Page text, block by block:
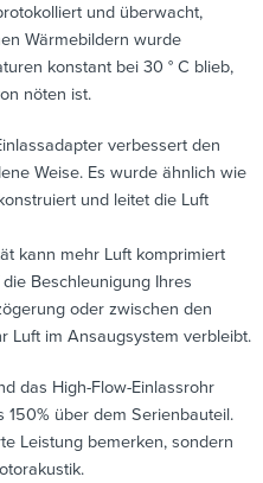
und überwacht,
Wärmebildern wurde
konstant bei 30 ° C blieb,
nöten ist.
verbessert den
Weise. Es wurde ähnlich wie
und leitet die Luft
kann mehr Luft komprimiert
Beschleunigung Ihres
oder zwischen den
Luft im Ansaugsystem verbleibt.
das High-Flow-Einlassrohr
über dem Serienbauteil.
Leistung bemerken, sondern